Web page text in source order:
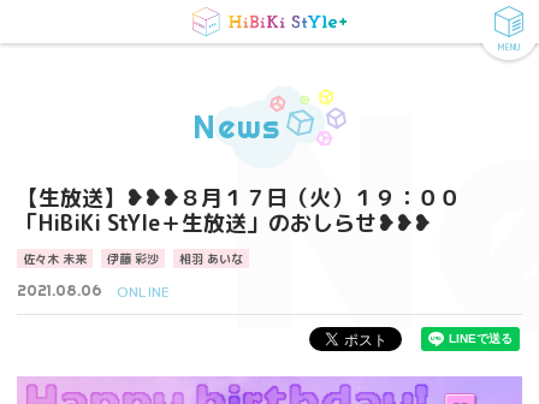
MENU
News
【生放送】❥❥❥８月１７日（火）１９：００
「HiBiKi StYle＋生放送」のおしらせ❥❥❥
佐々木 未来 伊藤 彩沙 相羽 あいな
2021.08.06 ONLINE